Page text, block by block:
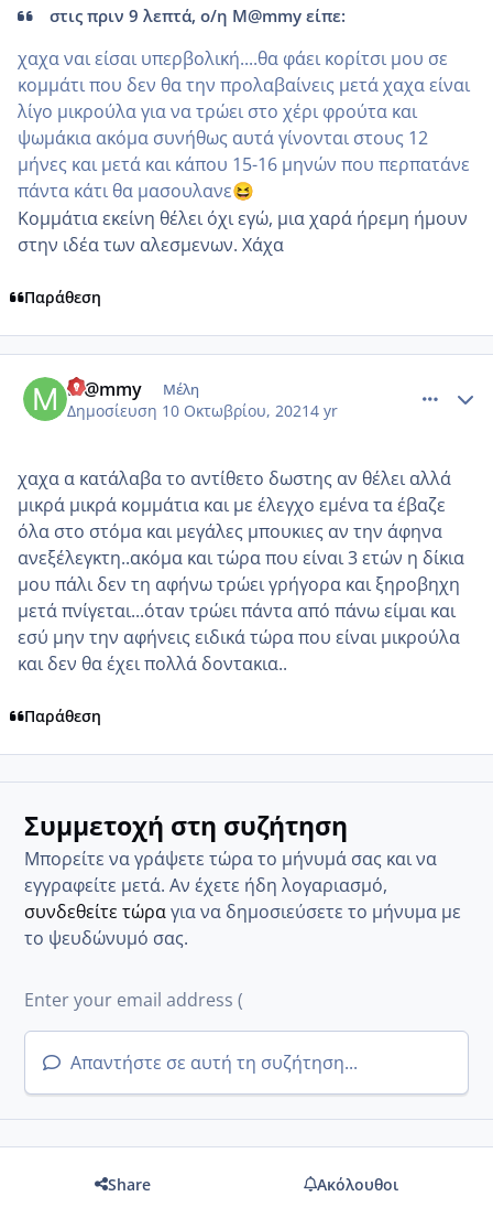
στις πριν 9 λεπτά, ο/η M@mmy είπε:
χαχα ναι είσαι υπερβολική....θα φάει κορίτσι μου σε
κομμάτι που δεν θα την προλαβαίνεις μετά χαχα είναι
λίγο μικρούλα για να τρώει στο χέρι φρούτα και
ψωμάκια ακόμα συνήθως αυτά γίνονται στους 12
μήνες και μετά και κάπου 15-16 μηνών που περπατάνε
πάντα κάτι θα μασουλανε😆
Κομμάτια εκείνη θέλει όχι εγώ, μια χαρά ήρεμη ήμουν
στην ιδέα των αλεσμενων. Χάχα
Παράθεση
M@mmy Μέλη
Δημοσίευση 10 Οκτωβρίου, 20214 yr
χαχα α κατάλαβα το αντίθετο δωστης αν θέλει αλλά
μικρά μικρά κομμάτια και με έλεγχο εμένα τα έβαζε
όλα στο στόμα και μεγάλες μπουκιες αν την άφηνα
ανεξέλεγκτη..ακόμα και τώρα που είναι 3 ετών η δίκια
μου πάλι δεν τη αφήνω τρώει γρήγορα και ξηροβηχη
μετά πνίγεται...όταν τρώει πάντα από πάνω είμαι και
εσύ μην την αφήνεις ειδικά τώρα που είναι μικρούλα
και δεν θα έχει πολλά δοντακια..
Παράθεση
Συμμετοχή στη συζήτηση
Μπορείτε να γράψετε τώρα το μήνυμά σας και να
εγγραφείτε μετά. Αν έχετε ήδη λογαριασμό,
συνδεθείτε τώραγια να δημοσιεύσετε το μήνυμα με
το ψευδώνυμό σας.
Απαντήστε σε αυτή τη συζήτηση...
Share Ακόλουθοι